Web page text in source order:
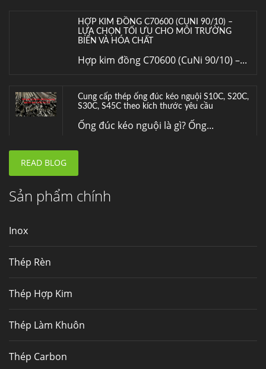
Cung cấp thép ống đúc kéo nguội S10C, S20C,
S30C, S45C theo kích thước yêu cầu
nhà máy thép Hòa Phát
máy...
Hợp kim N06625 là hợp kim chịu
READ BLOG
Sản phẩm chính
Inox
Thép Rèn
Thép Hợp Kim
Thép Làm Khuôn
Thép Carbon